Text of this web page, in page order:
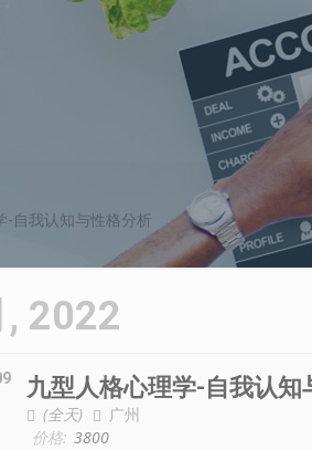
-自我认知与性格分析
2022
九型人格心理学-自我认知
(全天)
广州
价格: 3800